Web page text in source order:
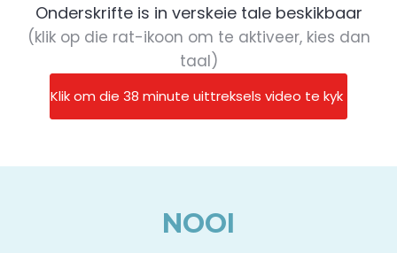
Onderskrifte is in verskeie tale beskikbaar
(klik op die rat-ikoon om te aktiveer, kies dan
taal)
Klik om die 38 minute uittreksels video te kyk
NOOI